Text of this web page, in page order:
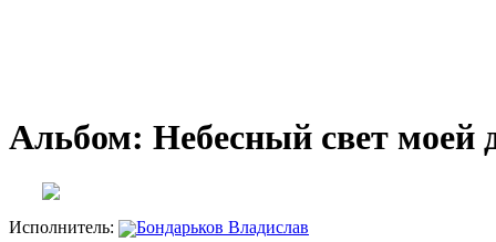
Альбом: Небесный свет моей
Исполнитель: Бондарьков Владислав